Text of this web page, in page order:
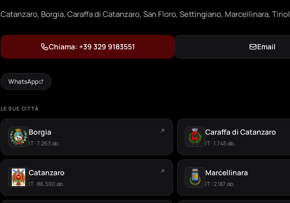
Catanzaro, Borgia, Caraffa di Catanzaro, San Floro, Settìngiano, Marcellinara,
Chiama: +39 329 9183551 Email
WhatsApp
LE SUE CITTÀ
Borgia
IT · 7.263 ab.
↗ Caraffa di Catanzaro
IT · 1.745 ab.
Catanzaro
IT · 86.590 ab.
↗ Marcellinara
IT · 2.187 ab.